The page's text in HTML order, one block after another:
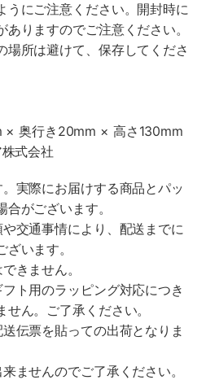
うにご注意ください。開封時に
りますのでご注意ください。
場所は避けて、保存してくださ
× 奥行き20mm × 高さ130mm
式会社
実際にお届けする商品とパッ
がございます。
交通事情により、配送までに
います。
きません。
ト用のラッピング対応につき
ん。ご了承ください。
伝票を貼っての出荷となりま
ませんのでご了承ください。